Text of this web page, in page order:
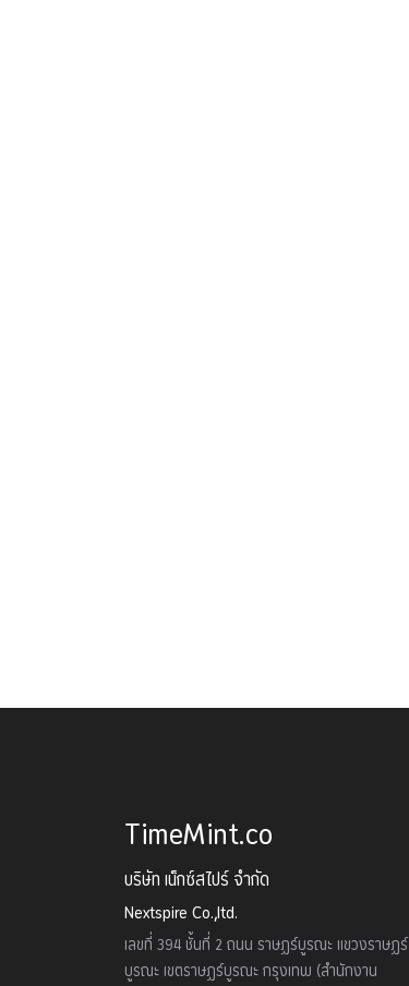
TimeMint.co
บริษัท เน็กซ์สไปร์ จำกัด
Nextspire Co.,ltd.
เลขที่ 394 ชั้นที่ 2 ถนน ราษฏร์บูรณะ แขวงราษฏร์
บูรณะ เขตราษฏร์บูรณะ กรุงเทพ (สำนักงาน